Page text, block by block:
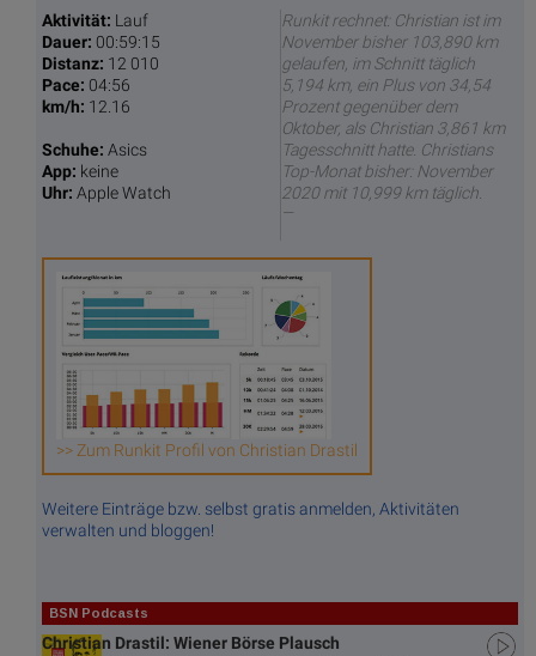
Aktivität: Lauf
Dauer: 00:59:15
Distanz: 12 010
Pace: 04:56
km/h: 12.16
Schuhe: Asics
App: keine
Uhr: Apple Watch
Runkit rechnet: Christian ist im
November bisher 103,890 km
gelaufen, im Schnitt täglich
5,194 km, ein Plus von 34,54
Prozent gegenüber dem
Oktober, als Christian 3,861 km
Tagesschnitt hatte. Christians
Top-Monat bisher: November
2020 mit 10,999 km täglich.
>> Zum Runkit Profil von Christian Drastil
Weitere Einträge bzw. selbst gratis anmelden, Aktivitäten
verwalten und bloggen!
BSN Podcasts
Christian Drastil: Wiener Börse Plausch